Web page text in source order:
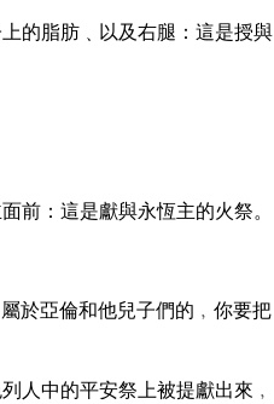
的脂肪﹑以及右腿：這是授與
前：這是獻與永恆主的火祭。
於亞倫和他兒子們的﹐你要把
人中的平安祭上被提獻出來﹐